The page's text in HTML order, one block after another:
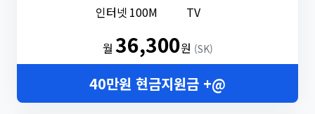
인터넷 100M TV
월36,300원 (SK)
40만원 현금지원금 +@